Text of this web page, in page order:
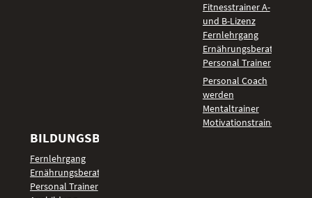
Fitnesstrainer A-
und B-Lizenz
Fernlehrgang
Ernährungsberater
Personal Trainer
Personal Coach
werden
Mentaltrainer
Motivationstrainer
BILDUNGSBEREICHE
Fernlehrgang
Ernährungsberater
Personal Trainer